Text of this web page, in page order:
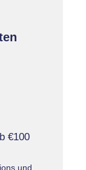
€100
und